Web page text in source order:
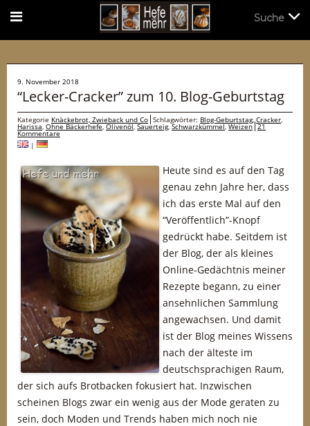
9. November 2018
“Lecker-Cracker” zum 10. Blog-Geburtstag
Kategorie Knäckebrot, Zwieback und Co Schlagwörter: Blog-Geburtstag,Cracker,
Harissa, Ohne Bäckerhefe,Olivenöl,Sauerteig,Schwarzkümmel,Weizen 21
Kommentare
|
Heute sind es auf den Tag
genau zehn Jahre her, dass
ich das erste Mal auf den
“Veröffentlich”-Knopf
gedrückt habe. Seitdem ist
der Blog, der als kleines
Online-Gedächtnis meiner
Rezepte begann, zu einer
ansehnlichen Sammlung
angewachsen. Und damit
ist der Blog meines Wissens
nach der älteste im
deutschsprachigen Raum,
der sich aufs Brotbacken fokusiert hat. Inzwischen
scheinen Blogs zwar ein wenig aus der Mode geraten zu
sein, doch Moden und Trends haben mich noch nie
Suche
Suche